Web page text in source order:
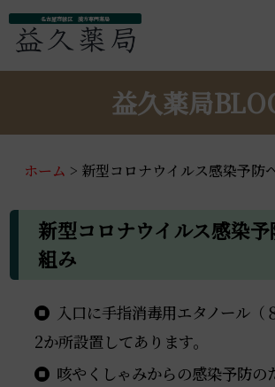
名古屋市緑区 漢方専門薬局
益久薬局
ホーム > 新型コロナウイルス感染予防
新型コロナウイルス感染予
組み
入口に手指消毒用エタノール（
2か所設置してあります。
咳やくしゃみからの感染予防の